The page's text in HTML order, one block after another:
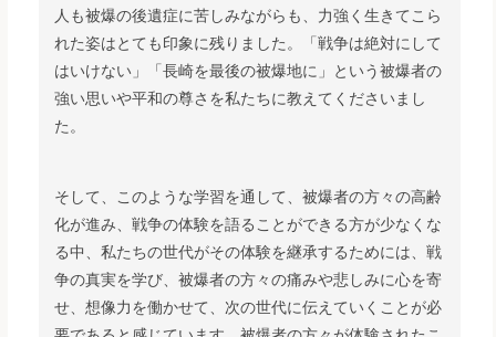
人も被爆の後遺症に苦しみながらも、力強く生きてこら
れた姿はとても印象に残りました。「戦争は絶対にして
はいけない」「長崎を最後の被爆地に」という被爆者の
強い思いや平和の尊さを私たちに教えてくださいまし
た。
そして、このような学習を通して、被爆者の方々の高齢
化が進み、戦争の体験を語ることができる方が少なくな
る中、私たちの世代がその体験を継承するためには、戦
争の真実を学び、被爆者の方々の痛みや悲しみに心を寄
せ、想像力を働かせて、次の世代に伝えていくことが必